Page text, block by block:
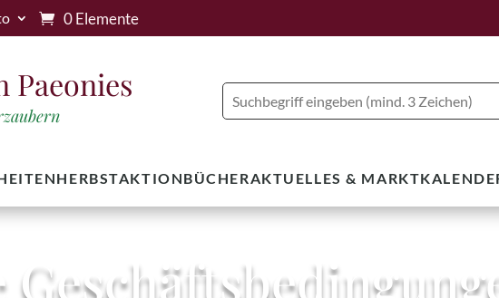
0 Elemente
Paeonies
HERBSTAKTIONBÜCHERAKTUELLES &